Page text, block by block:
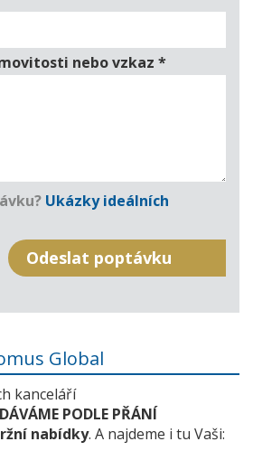
nebo vzkaz *
Ukázky ideálních
Global
kanceláří
PODLE PŘÁNÍ
nabídky. A najdeme i tu Vaši: